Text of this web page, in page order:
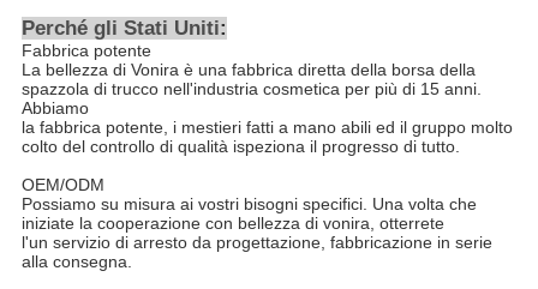
Perché gli Stati Uniti:
Fabbrica potente
La bellezza di Vonira è una fabbrica diretta della borsa della
spazzola di trucco nell'industria cosmetica per più di 15 anni.
Abbiamo
la fabbrica potente, i mestieri fatti a mano abili ed il gruppo molto
colto del controllo di qualità ispeziona il progresso di tutto.
OEM/ODM
Possiamo su misura ai vostri bisogni specifici. Una volta che
iniziate la cooperazione con bellezza di vonira, otterrete
l'un servizio di arresto da progettazione, fabbricazione in serie
alla consegna.